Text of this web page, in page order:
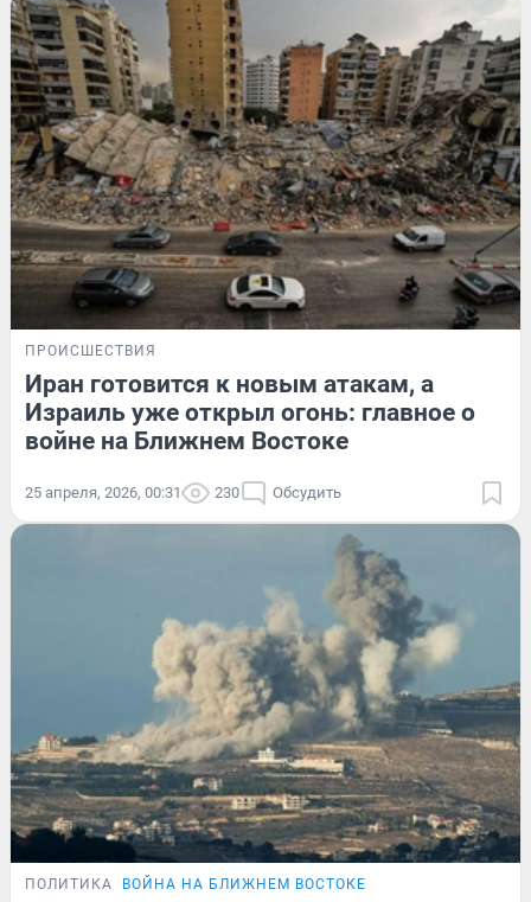
ПРОИСШЕСТВИЯ
Иран готовится к новым атакам, а
Израиль уже открыл огонь: главное о
войне на Ближнем Востоке
25 апреля, 2026, 00:31 230 Обсудить
ПОЛИТИКА ВОЙНА НА БЛИЖНЕМ ВОСТОКЕ